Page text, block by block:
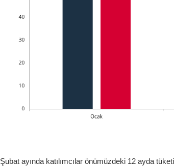
Şubat ayında katılımcılar önümüzdeki 12 ayda